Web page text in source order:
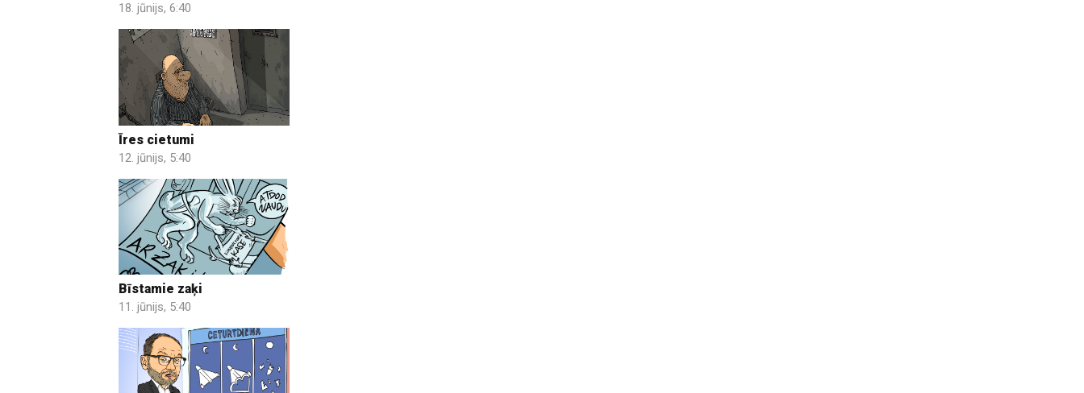
18. jūnijs, 6:40
Īres cietumi
12. jūnijs, 5:40
Bīstamie zaķi
11. jūnijs, 5:40